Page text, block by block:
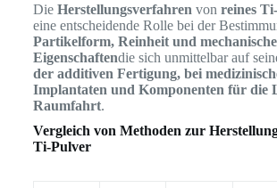
Die Herstellungsverfahren von reines
eine entscheidende Rolle bei der
Partikelform, Reinheit und mechanische
Eigenschaftendie sich unmittelbar auf
der additiven Fertigung, bei
Implantaten und Komponenten für die
Raumfahrt.
Vergleich von Methoden zur
Ti-Pulver